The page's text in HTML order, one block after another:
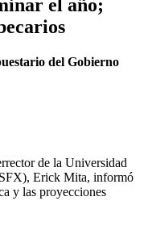
el año;
del Gobierno
de la Universidad
Erick Mita, informó
y las proyecciones